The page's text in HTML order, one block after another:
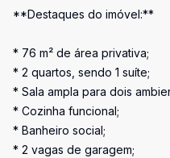
**Destaques do imóvel:**
* 76 m² de área privativa;
* 2 quartos, sendo 1 suíte;
* Sala ampla para dois
* Cozinha funcional;
* Banheiro social;
* 2 vagas de garagem;